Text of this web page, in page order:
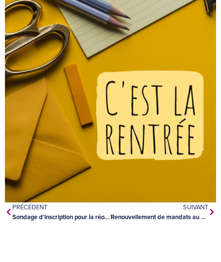
PRÉCÉDENT
Sondage d’inscription pour la réouverture des écoles
SUIVANT
Renouvellement de mandats au CSDCAB